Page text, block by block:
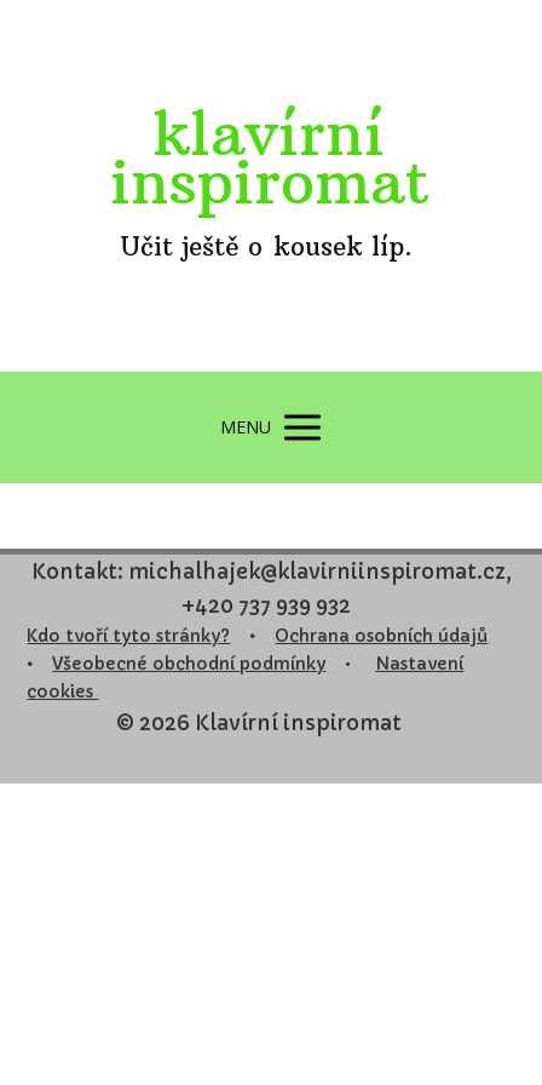
klavírní
inspiromat
Učit ještě o kousek líp.
MENU
Kontakt: michalhajek@klavirniinspiromat.cz,
+420 737 939 932
Kdo tvoří tyto stránky? •
Ochrana osobních údajů
•
Všeobecné obchodní podmínky • Nastavení
cookies
© 2026 Klavírní inspiromat